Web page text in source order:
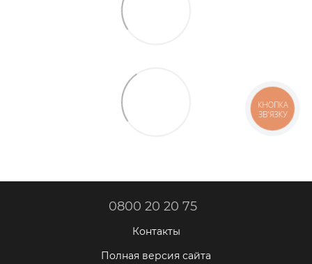
0800 20 20 75
Контакты
Полная версия сайта
КНОПКА
ЗВ'ЯЗКУ